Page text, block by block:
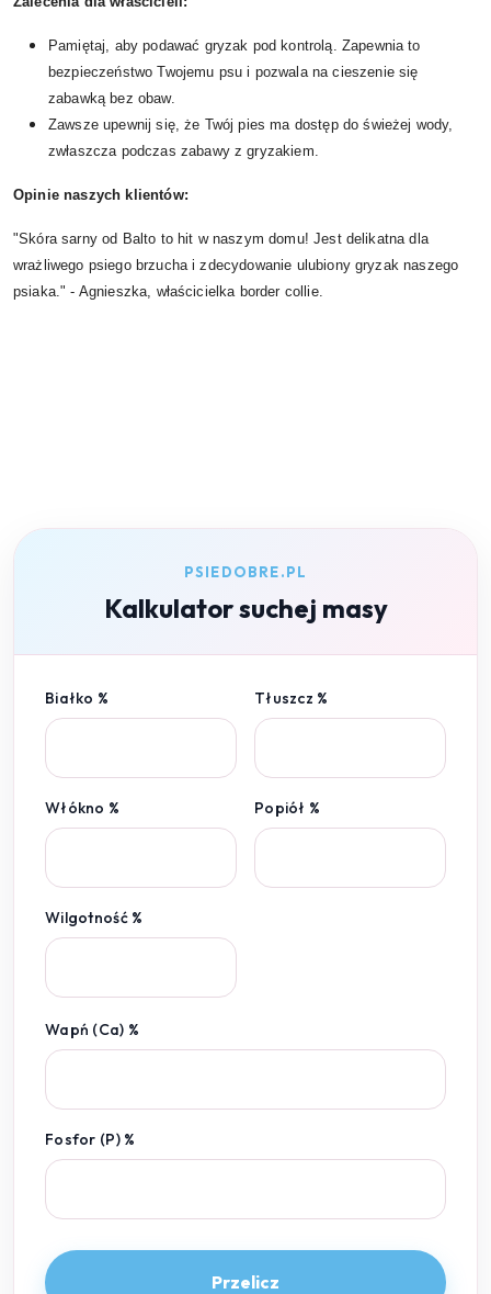
Pamiętaj, aby podawać gryzak pod kontrolą. Zapewnia to
bezpieczeństwo Twojemu psu i pozwala na cieszenie się
zabawką bez obaw.
Zawsze upewnij się, że Twój pies ma dostęp do świeżej wody,
zwłaszcza podczas zabawy z gryzakiem.
Opinie naszych klientów:
"Skóra sarny od Balto to hit w naszym domu! Jest delikatna dla
wrażliwego psiego brzucha i zdecydowanie ulubiony gryzak naszego
psiaka." - Agnieszka, właścicielka border collie.
PSIEDOBRE.PL
Kalkulator suchej masy
Białko % Tłuszcz %
Włókno % Popiół %
Wilgotność %
Wapń (Ca) %
Fosfor (P) %
Przelicz